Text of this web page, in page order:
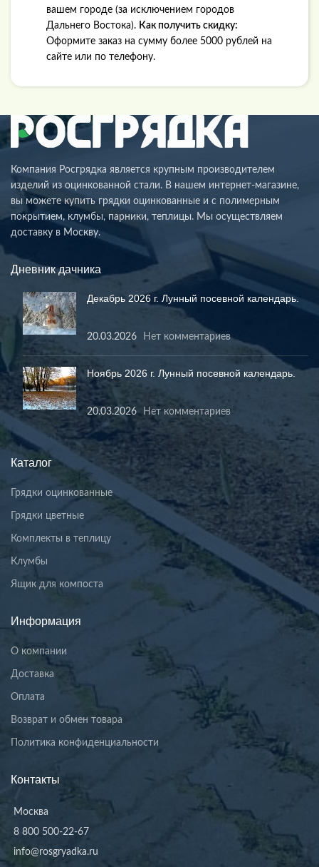
вашем городе (за исключением городов
Дальнего Востока). Как получить скидку:
Оформите заказ на сумму более 5000 рублей на
сайте или по телефону.
Компания Росгрядка является крупным производителем
изделий из оцинкованной стали. В нашем интернет-магазине,
вы можете купить грядки оцинкованные и с полимерным
покрытием, клумбы, парники, теплицы. Мы осуществляем
доставку в Москву.
Дневник дачника
Декабрь 2026 г. Лунный посевной календарь.
20.03.2026 Нет комментариев
Ноябрь 2026 г. Лунный посевной календарь.
20.03.2026 Нет комментариев
Каталог
Грядки оцинкованные
Грядки цветные
Комплекты в теплицу
Клумбы
Ящик для компоста
Информация
О компании
Доставка
Оплата
Возврат и обмен товара
Политика конфиденциальности
Контакты
Москва
8 800 500-22-67
info@rosgryadka.ru